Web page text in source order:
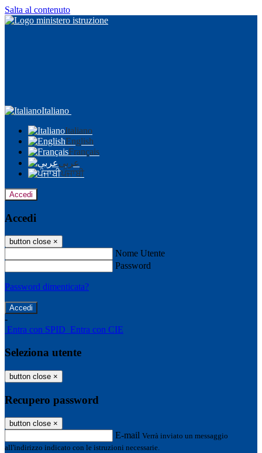
Salta al contenuto
Italiano
Italiano
English
Français
عربى
ਪੰਜਾਬੀ
Accedi
Accedi
button close ×
Nome Utente
Password
Password dimenticata?
-
Entra con SPID Entra con CIE
Seleziona utente
button close ×
Recupero password
button close ×
E-mail Verrà inviato un messaggio
all'indirizzo indicato con le istruzioni necessarie.